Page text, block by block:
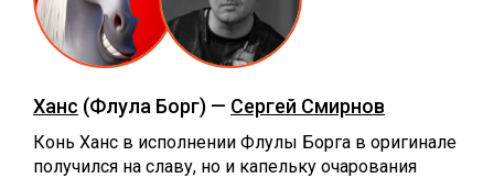
Ханс (Флула Борг) — Сергей Смирнов
Конь Ханс в исполнении Флулы Борга в оригинале
получился на славу, но и капельку очарования